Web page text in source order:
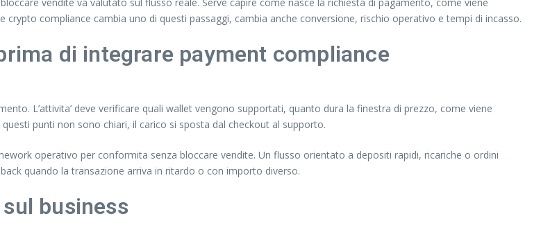
compliance cambia uno di questi passaggi, cambia anche conversione, rischio operativo e tempi di incasso.
di integrare payment compliance
L’attivita’ deve verificare quali wallet vengono supportati, quanto dura la finestra di prezzo, come viene
punti non sono chiari, il carico si sposta dal checkout al supporto.
operativo per conformita senza bloccare vendite. Un flusso orientato a depositi rapidi, ricariche o ordini
quando la transazione arriva in ritardo o con importo diverso.
business